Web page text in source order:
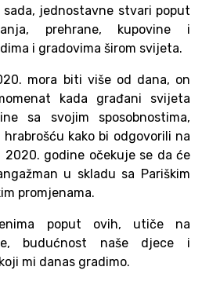
sada, jednostavne stvari poput
prehrane, kupovine i
i gradovima širom svijeta.
mora biti više od dana, on
kada građani svijeta
sa svojim sposobnostima,
kako bi odgovorili na
2020. godine očekuje se da će
u skladu sa Pariškim
promjenama.
poput ovih, utiče na
budućnost naše djece i
mi danas gradimo.